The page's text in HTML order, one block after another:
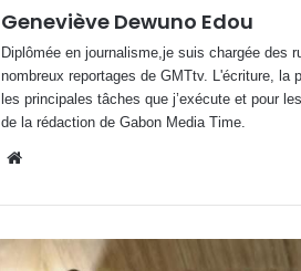
Geneviève Dewuno Edou
Diplômée en journalisme,je suis chargée des
nombreux reportages de GMTtv. L'écriture,
les principales tâches que j’exécute et pour
de la rédaction de Gabon Media Time.